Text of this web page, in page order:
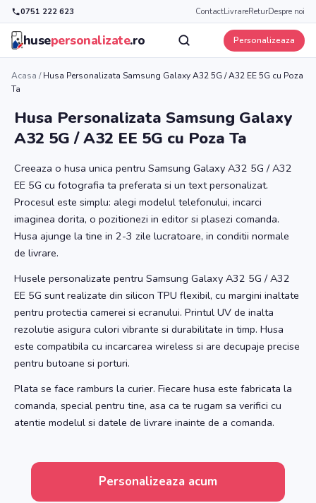
0751 222 623 ContactLivrareReturDespre noi
husepersonalizate.ro Personalizeaza
Acasa /Husa Personalizata Samsung Galaxy A32 5G / A32 EE 5G cu Poza
Ta
Husa Personalizata Samsung Galaxy
A32 5G / A32 EE 5G cu Poza Ta
Creeaza o husa unica pentru Samsung Galaxy A32 5G / A32
EE 5G cu fotografia ta preferata si un text personalizat.
Procesul este simplu: alegi modelul telefonului, incarci
imaginea dorita, o pozitionezi in editor si plasezi comanda.
Husa ajunge la tine in 2-3 zile lucratoare, in conditii normale
de livrare.
Husele personalizate pentru Samsung Galaxy A32 5G / A32
EE 5G sunt realizate din silicon TPU flexibil, cu margini inaltate
pentru protectia camerei si ecranului. Printul UV de inalta
rezolutie asigura culori vibrante si durabilitate in timp. Husa
este compatibila cu incarcarea wireless si are decupaje precise
pentru butoane si porturi.
Plata se face ramburs la curier. Fiecare husa este fabricata la
comanda, special pentru tine, asa ca te rugam sa verifici cu
atentie modelul si datele de livrare inainte de a comanda.
Personalizeaza acum